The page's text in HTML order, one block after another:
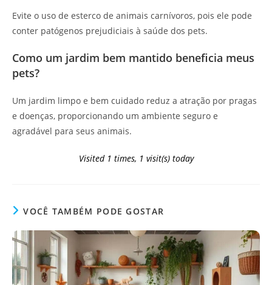
Evite o uso de esterco de animais carnívoros, pois ele pode
conter patógenos prejudiciais à saúde dos pets.
Como um jardim bem mantido beneficia meus
pets?
Um jardim limpo e bem cuidado reduz a atração por pragas
e doenças, proporcionando um ambiente seguro e
agradável para seus animais.
Visited 1 times, 1 visit(s) today
VOCÊ TAMBÉM PODE GOSTAR